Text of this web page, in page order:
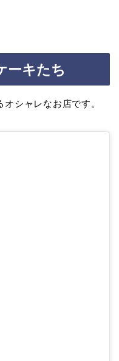
ーキたち
シャレなお店です。